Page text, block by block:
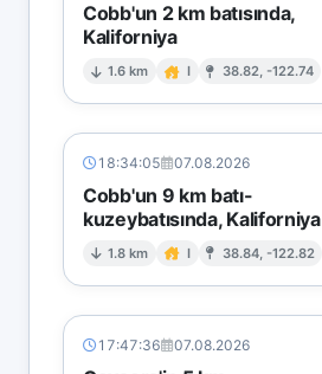
Cobb'un 2 km batısında,
Kaliforniya
1.6 km I 38.82, -122.74
18:34:05 07.08.2026
Cobb'un 9 km batı-
kuzeybatısında, Kaliforniya
1.8 km I 38.84, -122.82
17:47:36 07.08.2026